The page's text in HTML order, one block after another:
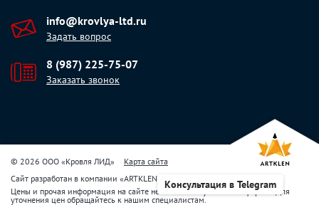
info@krovlya-ltd.ru
Задать вопрос
8 (987) 225-75-07
Заказать звонок
© 2026 ООО «Кровля ЛИД»
Карта сайта
Сайт разработан в компании «ARTKLEN
Цены и прочая информация на сайте не являются публичной офертой. Для
уточнения цен обращайтесь к нашим специалистам.
Консультация в Telegram